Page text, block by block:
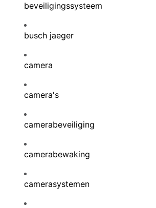
beveiligingssysteem
busch jaeger
camera
camera's
camerabeveiliging
camerabewaking
camerasystemen